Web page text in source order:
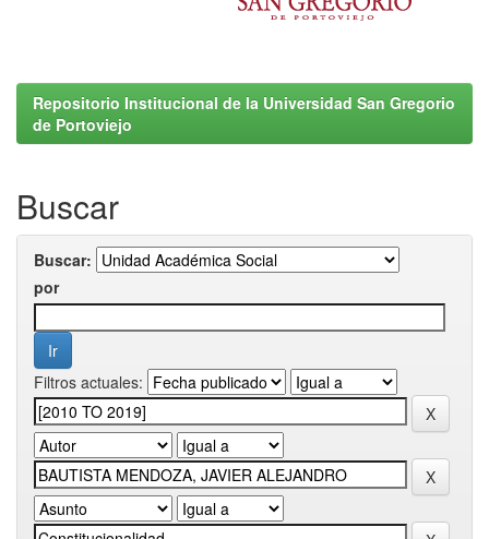
Repositorio Institucional de la Universidad San Gregorio
de Portoviejo
Buscar
Buscar:
por
Filtros actuales: